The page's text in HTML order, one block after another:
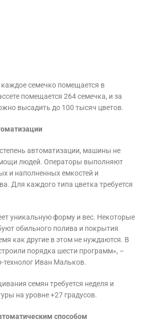
семечко помещается в
помещается 264 семечка, и за
высадить до 100 тысяч цветов.
автоматизации, машины не
людей. Операторы выполняют
и наполненных емкостей и
Для каждого типа цветка требуется
уникальную форму и вес. Некоторые
обильного полива и покрытия
как другие в этом не нуждаются. В
порядка шести программ», –
технолог Иван Мальков.
семян требуется неделя и
на уровне +27 градусов.
способом